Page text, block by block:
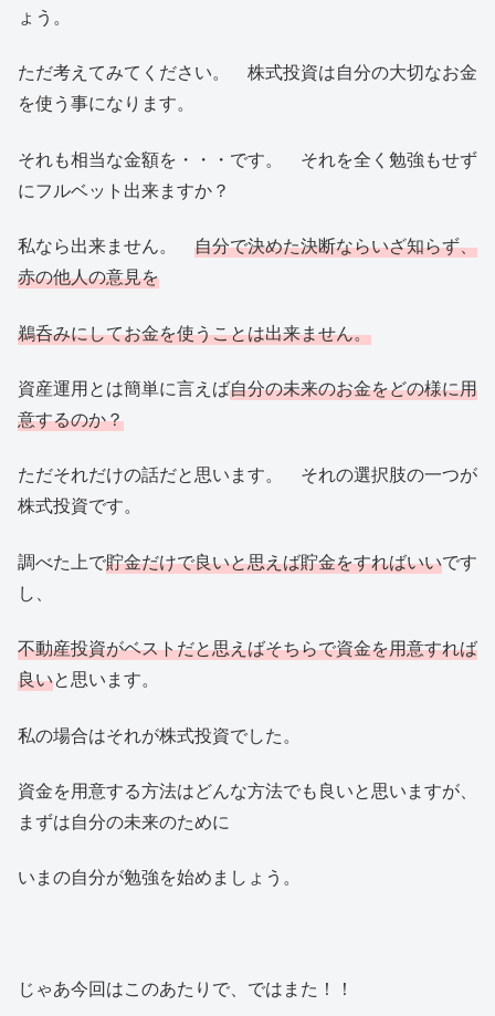
ょう。
ただ考えてみてください。 株式投資は自分の大切なお金
を使う事になります。
それも相当な金額を・・・です。 それを全く勉強もせず
にフルベット出来ますか？
私なら出来ません。 自分で決めた決断ならいざ知らず、
赤の他人の意見を
鵜呑みにしてお金を使うことは出来ません。
資産運用とは簡単に言えば自分の未来のお金をどの様に用
意するのか？
ただそれだけの話だと思います。 それの選択肢の一つが
株式投資です。
調べた上で貯金だけで良いと思えば貯金をすればいいです
し、
不動産投資がベストだと思えばそちらで資金を用意すれば
良いと思います。
私の場合はそれが株式投資でした。
資金を用意する方法はどんな方法でも良いと思いますが、
まずは自分の未来のために
いまの自分が勉強を始めましょう。
じゃあ今回はこのあたりで、ではまた！！